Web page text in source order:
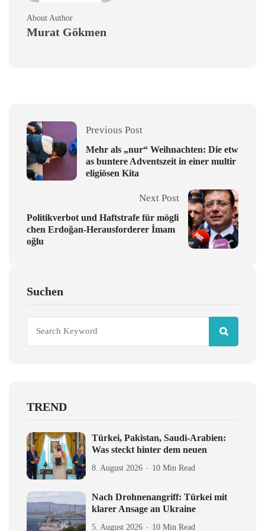
About Author
Murat Gökmen
Previous Post
Mehr als „nur“ Weihnachten: Die etw
as buntere Adventszeit in einer multir
eligiösen Kita
Next Post
Politikverbot und Haftstrafe für mögli
chen Erdoğan-Herausforderer İmam
oğlu
Suchen
TREND
Türkei, Pakistan, Saudi-Arabien:
Was steckt hinter dem neuen
8. August 2026 10 Min Read
Nach Drohnenangriff: Türkei mit
klarer Ansage an Ukraine
5. August 2026 10 Min Read